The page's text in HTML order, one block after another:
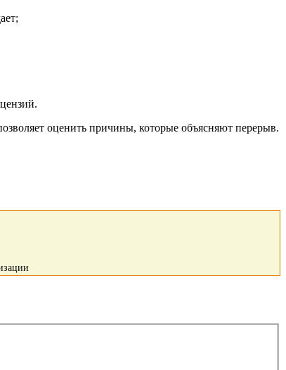
оценить причины, которые объясняют перерыв.